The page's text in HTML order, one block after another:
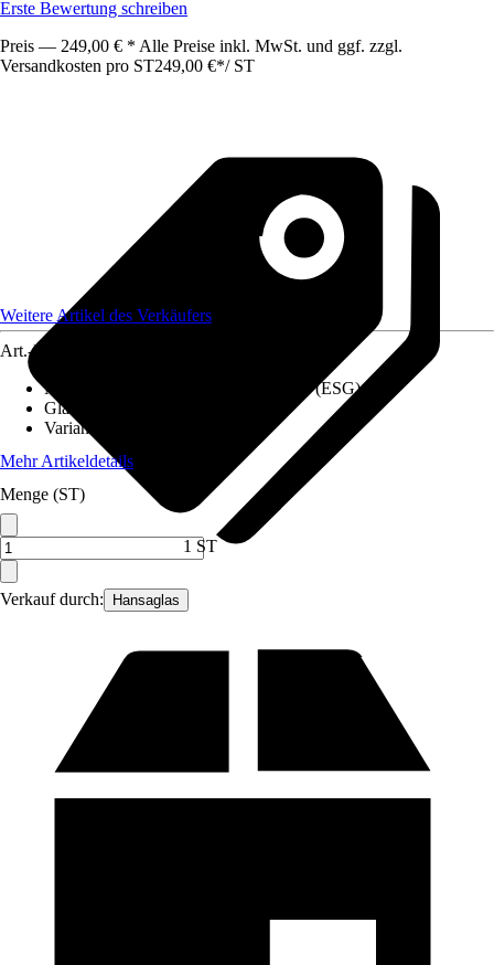
Erste Bewertung schreiben
Preis — 249,00 € * Alle Preise inkl. MwSt. und ggf. zzgl.
Versandkosten pro ST249,00 €*/ ST
Verkauf durch: Hansaglas
Weitere Artikel des Verkäufers
Art.-Nr.
Materialspezifizierung
Sicherheitsglas (ESG)
Glasart
Variante
Mehr Artikeldetails
Menge (ST)
1 ST